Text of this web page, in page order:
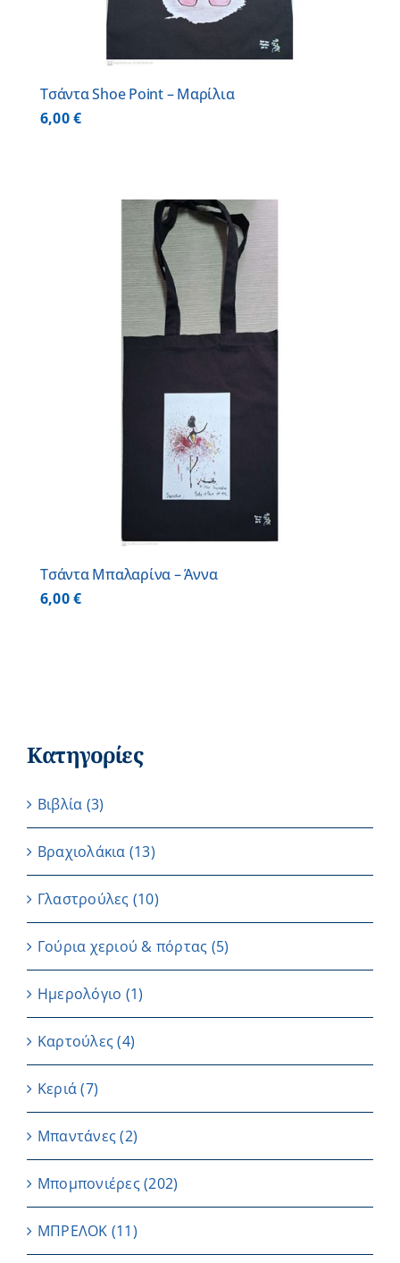
Τσάντα Shoe Point – Μαρίλια
6,00€
Τσάντα Μπαλαρίνα – Άννα
6,00€
Κατηγορίες
Βιβλία (3)
Βραχιολάκια (13)
Γλαστρούλες (10)
Γούρια χεριού & πόρτας (5)
Ημερολόγιο (1)
Καρτούλες (4)
Κεριά (7)
Μπαντάνες (2)
Μπομπονιέρες(202)
ΜΠΡΕΛΟΚ (11)